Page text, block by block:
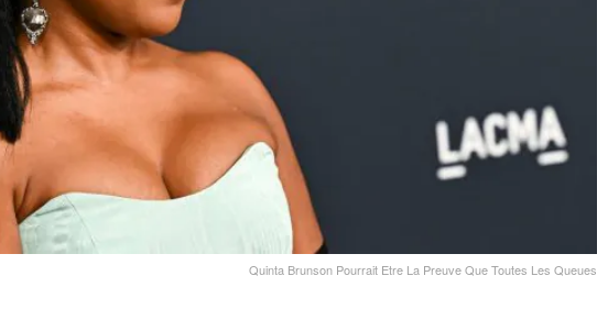
Quinta Brunson Pourrait Etre La Preuve Que Toutes Les Queues